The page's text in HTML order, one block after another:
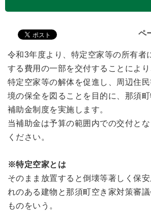
ペ
令和3年度より、特定空家等の所有者
する費用の一部を交付することによ
特定空家等の解体を促進し、周辺住
境の保全を図ることを目的に、那須
補助金制度を実施します。
当補助金は予算の範囲内での交付と
ください。
※特定空家とは
そのまま放置すると倒壊等著しく保
れのある建物と那須町空き家対策審
ものをいう。